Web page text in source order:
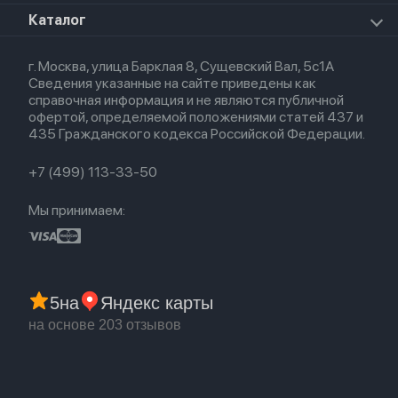
Apple Watch Ultra
Airpods Max
Airpods 2
Airpods (1-е)
AirTag
Для iPhone
Для Apple Watch
О магазине
Политика конфиденциальности
Оплата и доставка
Партнерская программа
Гарантия
Обмен и возврат
Trade-in
Каталог
Новые поступления
Популярное
Акции
г. Москва, улица Барклая 8, Сущевский Вал, 5с1А
Сведения указанные на сайте приведены как
справочная информация и не являются публичной
офертой, определяемой положениями статей 437 и
435 Гражданского кодекса Российской Федерации.
+7 (499) 113-33-50
Мы принимаем:
5на Яндекс карты
на основе 203 отзывов